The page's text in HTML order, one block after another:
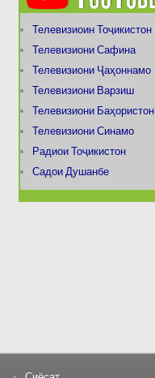
Телевизиоин Тоҷикистон
Телевизиони Сафина
Телевизиони Ҷаҳоннамо
Телевизиони Варзиш
Телевизиони Баҳористон
Телевизиони Синамо
Радиои Тоҷикистон
Садои Душанбе